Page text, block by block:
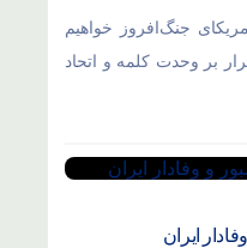
جنگ‌افروز خواهیم
بر وحدت کلمه و اتحاد
ایران